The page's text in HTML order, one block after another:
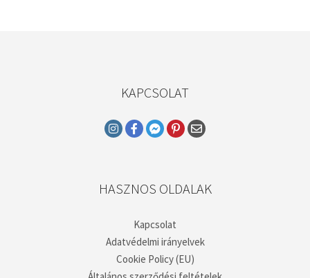
KAPCSOLAT
HASZNOS OLDALAK
Kapcsolat
Adatvédelmi irányelvek
Cookie Policy (EU)